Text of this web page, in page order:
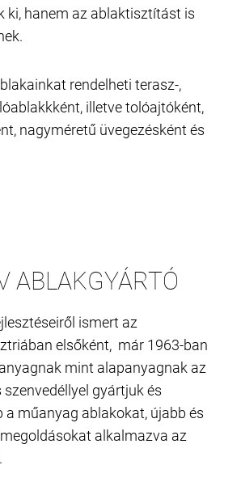
ki, hanem az ablaktisztítást is
rendelheti terasz-,
illetve tolóajtóként,
nagyméretű üvegezésként és
ABLAKGYÁRTÓ
ismert az
elsőként, már 1963-ban
mint alapanyagnak az
gyártjuk és
műanyag ablakokat, újabb és
alkalmazva az